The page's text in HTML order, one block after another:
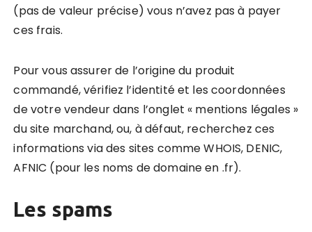
(pas de valeur précise) vous n’avez pas à payer
ces frais.
Pour vous assurer de l’origine du produit
commandé, vérifiez l’identité et les coordonnées
de votre vendeur dans l’onglet « mentions légales »
du site marchand, ou, à défaut, recherchez ces
informations via des sites comme WHOIS, DENIC,
AFNIC (pour les noms de domaine en .fr).
Les spams